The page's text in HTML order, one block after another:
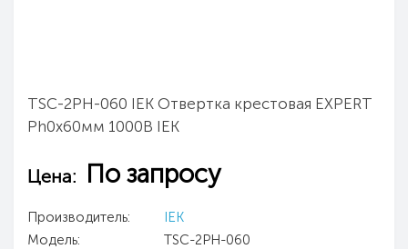
TSC-2PH-060 IEK Отвертка крестовая EXPERT
Ph0х60мм 1000В IEK
Цена: По запросу
Производитель:
IEK
Модель:
TSC-2PH-060